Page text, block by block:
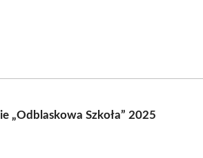
„Odblaskowa Szkoła” 2025